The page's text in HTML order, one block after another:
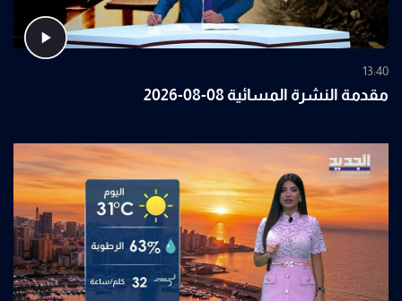
13:40
مقدمة النشرة المسائية 08-08-2026